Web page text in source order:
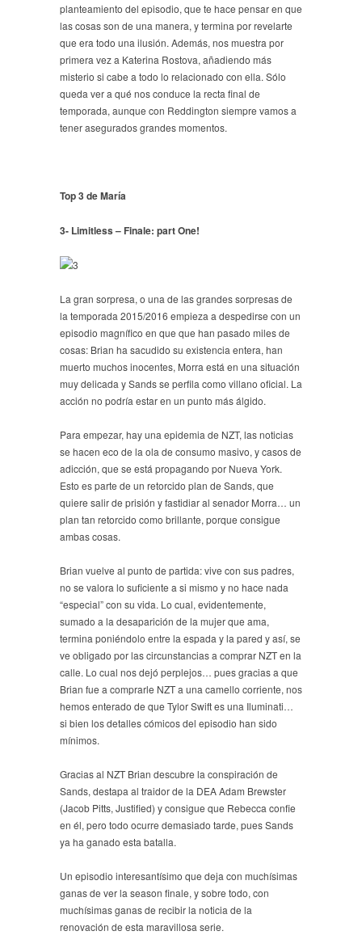
planteamiento del episodio, que te hace pensar en que
las cosas son de una manera, y termina por revelarte
que era todo una ilusión. Además, nos muestra por
primera vez a Katerina Rostova, añadiendo más
misterio si cabe a todo lo relacionado con ella. Sólo
queda ver a qué nos conduce la recta final de
temporada, aunque con Reddington siempre vamos a
tener asegurados grandes momentos.
Top 3 de María
3- Limitless – Finale: part One!
La gran sorpresa, o una de las grandes sorpresas de
la temporada 2015/2016 empieza a despedirse con un
episodio magnífico en que que han pasado miles de
cosas: Brian ha sacudido su existencia entera, han
muerto muchos inocentes, Morra está en una situación
muy delicada y Sands se perfila como villano oficial. La
acción no podría estar en un punto más álgido.
Para empezar, hay una epidemia de NZT, las noticias
se hacen eco de la ola de consumo masivo, y casos de
adicción, que se está propagando por Nueva York.
Esto es parte de un retorcido plan de Sands, que
quiere salir de prisión y fastidiar al senador Morra… un
plan tan retorcido como brillante, porque consigue
ambas cosas.
Brian vuelve al punto de partida: vive con sus padres,
no se valora lo suficiente a si mismo y no hace nada
“especial” con su vida. Lo cual, evidentemente,
sumado a la desaparición de la mujer que ama,
termina poniéndolo entre la espada y la pared y así, se
ve obligado por las circunstancias a comprar NZT en la
calle. Lo cual nos dejó perplejos… pues gracias a que
Brian fue a comprarle NZT a una camello corriente, nos
hemos enterado de que Tylor Swift es una Iluminati…
si bien los detalles cómicos del episodio han sido
mínimos.
Gracias al NZT Brian descubre la conspiración de
Sands, destapa al traidor de la DEA Adam Brewster
(Jacob Pitts, Justified) y consigue que Rebecca confie
en él, pero todo ocurre demasiado tarde, pues Sands
ya ha ganado esta batalla.
Un episodio interesantísimo que deja con muchísimas
ganas de ver la season finale, y sobre todo, con
muchísimas ganas de recibir la noticia de la
renovación de esta maravillosa serie.